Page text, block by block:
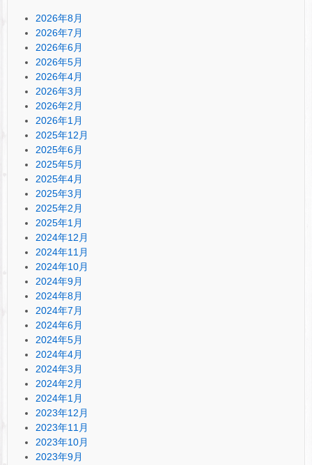
2026年8月
2026年7月
2026年6月
2026年5月
2026年4月
2026年3月
2026年2月
2026年1月
2025年12月
2025年6月
2025年5月
2025年4月
2025年3月
2025年2月
2025年1月
2024年12月
2024年11月
2024年10月
2024年9月
2024年8月
2024年7月
2024年6月
2024年5月
2024年4月
2024年3月
2024年2月
2024年1月
2023年12月
2023年11月
2023年10月
2023年9月